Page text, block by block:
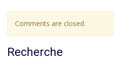
Comments are closed.
Recherche